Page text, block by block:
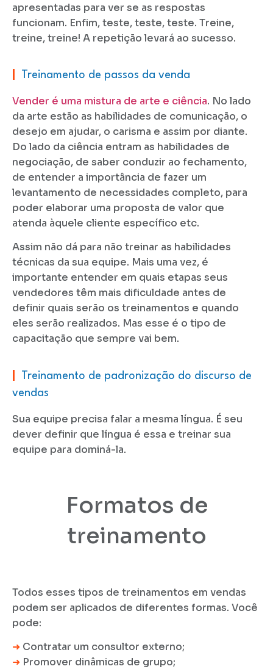
apresentadas para ver se as respostas
funcionam. Enfim, teste, teste, teste. Treine,
treine, treine! A repetição levará ao sucesso.
Treinamento de passos da venda
Vender é uma mistura de arte e ciência. No lado
da arte estão as habilidades de comunicação, o
desejo em ajudar, o carisma e assim por diante.
Do lado da ciência entram as habilidades de
negociação, de saber conduzir ao fechamento,
de entender a importância de fazer um
levantamento de necessidades completo, para
poder elaborar uma proposta de valor que
atenda àquele cliente específico etc.
Assim não dá para não treinar as habilidades
técnicas da sua equipe. Mais uma vez, é
importante entender em quais etapas seus
vendedores têm mais dificuldade antes de
definir quais serão os treinamentos e quando
eles serão realizados. Mas esse é o tipo de
capacitação que sempre vai bem.
Treinamento de padronização do discurso de
vendas
Sua equipe precisa falar a mesma língua. É seu
dever definir que língua é essa e treinar sua
equipe para dominá-la.
Formatos de
treinamento
Todos esses tipos de treinamentos em vendas
podem ser aplicados de diferentes formas. Você
pode:
➜ Contratar um consultor externo;
➜ Promover dinâmicas de grupo;